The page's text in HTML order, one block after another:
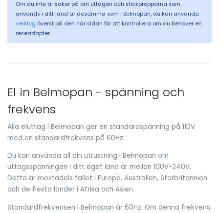
Om du inte är säker på om uttagen och stickpropparna som
används i ditt land är desamma som i Belmopan, du kan använda
verktyg överst på den här sidan för att kontrollera om du behöver en
reseadapter.
El in Belmopan - spänning och
frekvens
Alla eluttag i Belmopan ger en standardspänning på 110V
med en standardfrekvens på 60Hz.
Du kan använda all din utrustning i Belmopan om
uttagsspänningen i ditt eget land är mellan 100V-240V.
Detta är mestadels fallet i Europa, Australien, Storbritannien
och de flesta länder i Afrika och Asien.
Standardfrekvensen i Belmopan är 60Hz. Om denna frekvens